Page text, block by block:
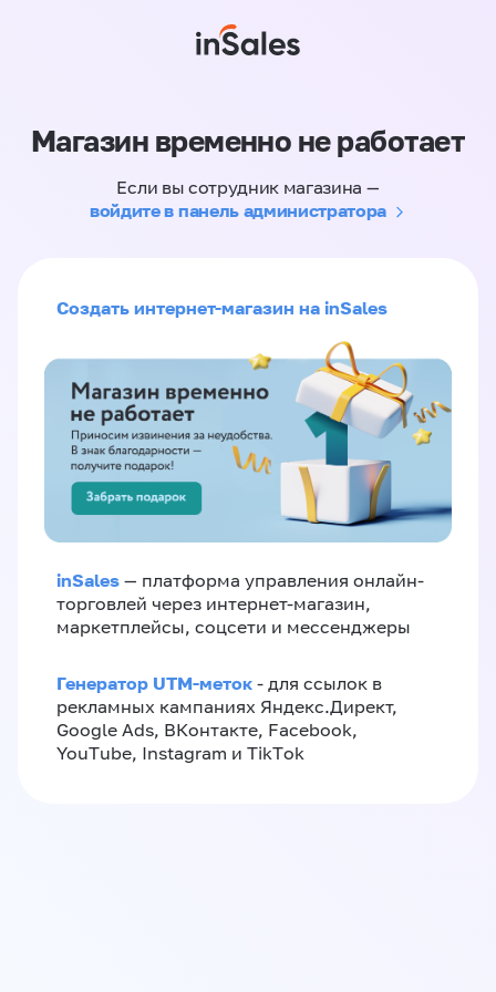
Магазин временно не работает
Если вы сотрудник магазина —
войдите в панель администратора
Создать интернет-магазин на inSales
inSales — платформа управления онлайн-
торговлей через интернет-магазин,
маркетплейсы, соцсети и мессенджеры
Генератор UTM-меток - для ссылок в
рекламных кампаниях Яндекс.Директ,
Google Ads, ВКонтакте, Facebook,
YouTube, Instagram и TikTok